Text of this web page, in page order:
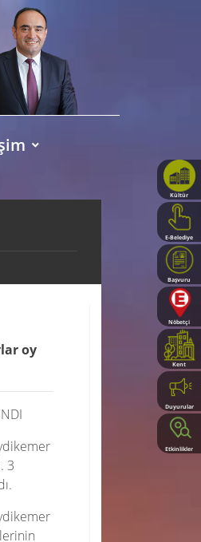
Kültür
Haritası
E-Belediye
Başvuru
Rehberi
Nöbetçi
Eczaneler
Kent
Rehberi
Duyurular
Etkinlikler
oy
3